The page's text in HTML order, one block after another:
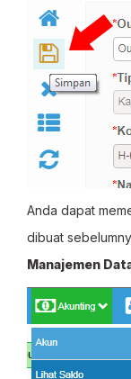
Anda dapat
dibuat
Manajemen